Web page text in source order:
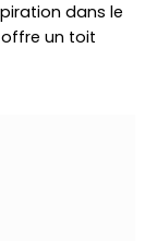
dans le
un toit